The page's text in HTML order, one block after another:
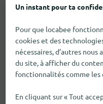
Un instant pour ta
Pour que locabee
cookies et des
nécessaires, d’autres
du site, à afficher du
fonctionnalités comme les
En cliquant sur « Tout